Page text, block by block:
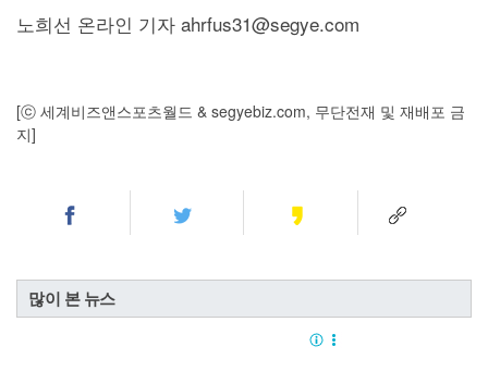
노희선 온라인 기자 ahrfus31@segye.com
[ⓒ 세계비즈앤스포츠월드 & segyebiz.com, 무단전재 및 재배포 금
지]
많이 본 뉴스